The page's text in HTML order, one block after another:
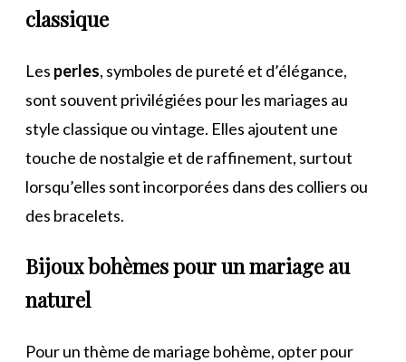
classique
Les perles, symboles de pureté et d’élégance,
sont souvent privilégiées pour les mariages au
style classique ou vintage. Elles ajoutent une
touche de nostalgie et de raffinement, surtout
lorsqu’elles sont incorporées dans des colliers ou
des bracelets.
Bijoux bohèmes pour un mariage au
naturel
Pour un thème de mariage bohème, opter pour